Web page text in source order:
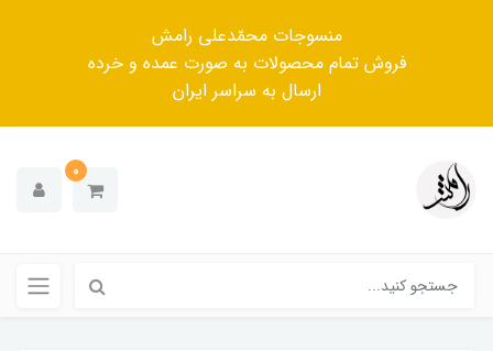
منسوجات محمّدعلی رامش
فروش تمام محصولات به صورت عمده و خرده
ارسال به سراسر ایران
0